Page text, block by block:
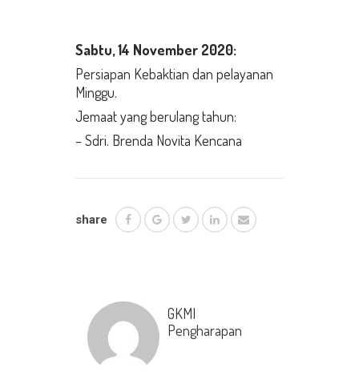
Sabtu, 14 November 2020:
Persiapan Kebaktian dan pelayanan
Minggu.
Jemaat yang berulang tahun:
– Sdri. Brenda Novita Kencana
share
GKMI
Pengharapan